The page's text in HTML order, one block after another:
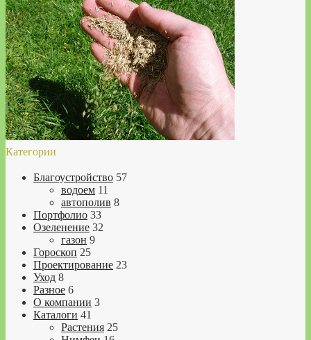
Категории
Благоустройство 57
водоем 11
автополив 8
Портфолио 33
Озеленение 32
газон 9
Гороскоп 25
Проектирование 23
Уход 8
Разное 6
О компании 3
Каталоги 41
Растения 25